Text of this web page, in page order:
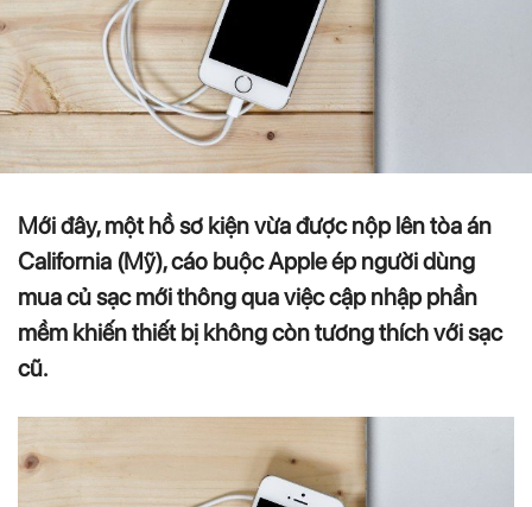
Mới đây, một hồ sơ kiện vừa được nộp lên tòa án
California (Mỹ), cáo buộc Apple ép người dùng
mua củ sạc mới thông qua việc cập nhập phần
mềm khiến thiết bị không còn tương thích với sạc
cũ.